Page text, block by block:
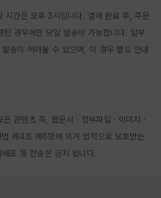
시간은 오후 3시입니다. 결제 완료 후, 주문
경우에만 당일 발송이 가능합니다. 일부
송이 어려울 수 있으며, 이 경우 별도 안내
콘텐츠 즉, 웹문서 · 첨부파일 · 이미지 ·
제4조 제6항에 의거 법적으로 보호받는
포 등 전송은 금지 됩니다.